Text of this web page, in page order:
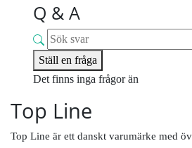
Q & A
Ställ en fråga
Det finns inga frågor än
Top Line
Top Line är ett danskt varumärke med